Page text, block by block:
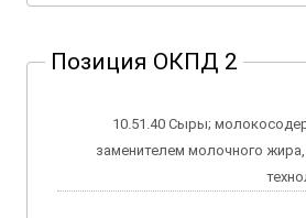
Позиция ОКПД 2
10.51.40 Сыры; молокосодержащие продукты с
заменителем молочного